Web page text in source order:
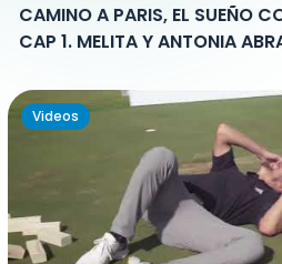
CAMINO A PARIS, EL SUEÑO
CAP 1. MELITA Y ANTONIA
Videos